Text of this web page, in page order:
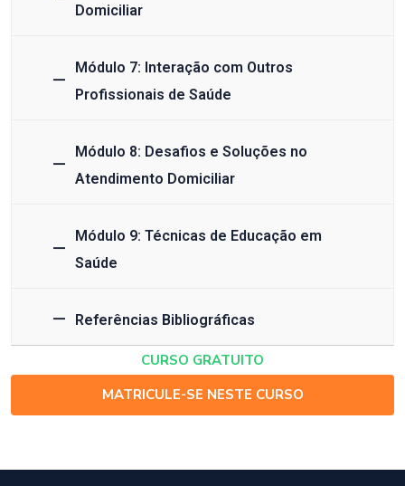
Domiciliar
Módulo 7: Interação com Outros
Profissionais de Saúde
Módulo 8: Desafios e Soluções no
Atendimento Domiciliar
Módulo 9: Técnicas de Educação em
Saúde
Referências Bibliográficas
CURSO GRATUITO
MATRICULE-SE NESTE CURSO